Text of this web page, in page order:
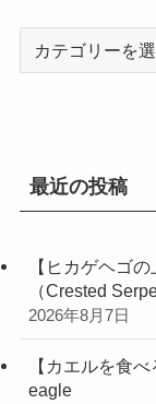
最近の投稿
【ヒカゲヘゴ
（Crested
2026年8月7日
【カエルを食
eagle